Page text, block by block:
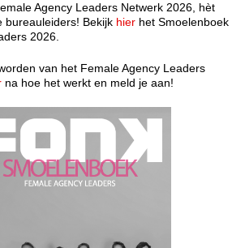
Agency Leaders Netwerk 2026, hèt
bureauleiders! Bekijk hier het Smoelenboek
2026.
van het Female Agency Leaders
na hoe het werkt en meld je aan!